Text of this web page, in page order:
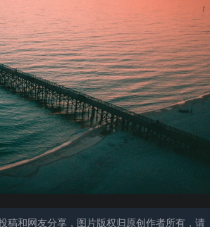
稿和网友分享，图片版权归原创作者所有，请